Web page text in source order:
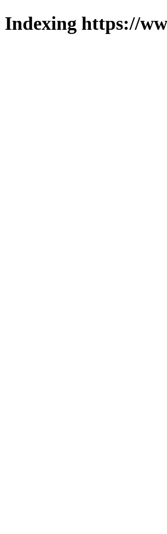
Indexing https://